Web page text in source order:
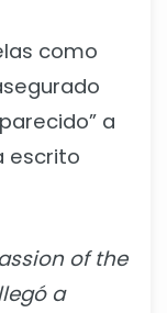
como
a
escrito
of the
a